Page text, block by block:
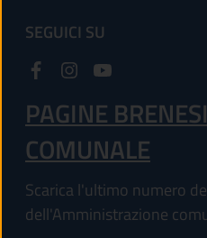
SEGUICI SU
PAGINE
COMUNALE
Scarica l'ultimo numero
dell'Amministrazione